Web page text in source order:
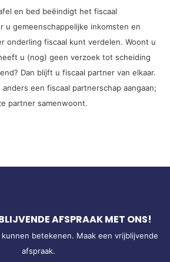
en bed beëindigt het fiscaal
u gemeenschappelijke inkomsten en
onderling fiscaal kunt verdelen. Woont u
u (nog) geen verzoek tot scheiding
Dan blijft u fiscaal partner van elkaar.
een fiscaal partnerschap aangaan;
partner samenwoont.
AFSPRAAK MET ONS!
betekenen. Maak een vrijblijvende
afspraak.